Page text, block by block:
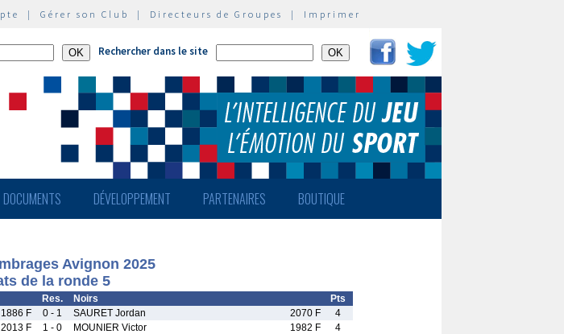
| Gérer son Club | Directeurs de Groupes | Imprimer
Rechercher dans le site
DOCUMENTS DÉVELOPPEMENT PARTENAIRES BOUTIQUE
Avignon 2025
de la ronde 5
Res. Noirs
Pts
1886 F 0 - 1 SAURET Jordan 2070 F
4
2013 F 1 - 0 MOUNIER Victor 1982 F
4